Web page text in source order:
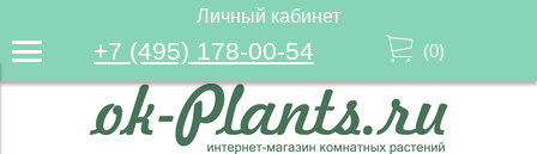
Личный кабинет
+7 (495) 178-00-54 (0)